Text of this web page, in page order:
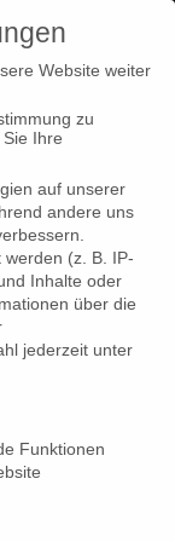
TV
Website weiter
zu
Ihre
auf unserer
andere uns
(z. B. IP-
Inhalte oder
über die
jederzeit unter
Funktionen